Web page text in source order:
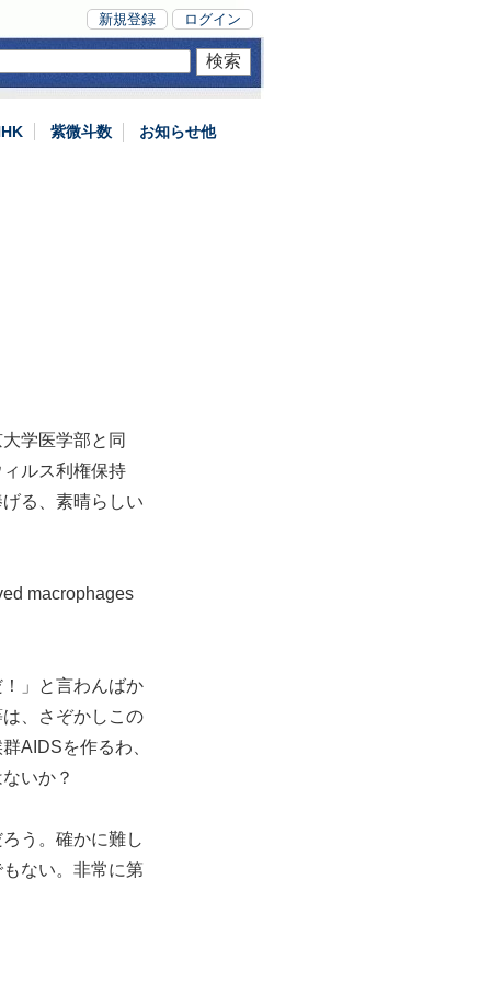
新規登録 ログイン
紫微斗数 お知らせ他
学医学部と同
ルス利権保持
る、素晴らしい
macrophages
」と言わんばか
、さぞかしこの
AIDSを作るわ、
いか？
う。確かに難し
ない。非常に第